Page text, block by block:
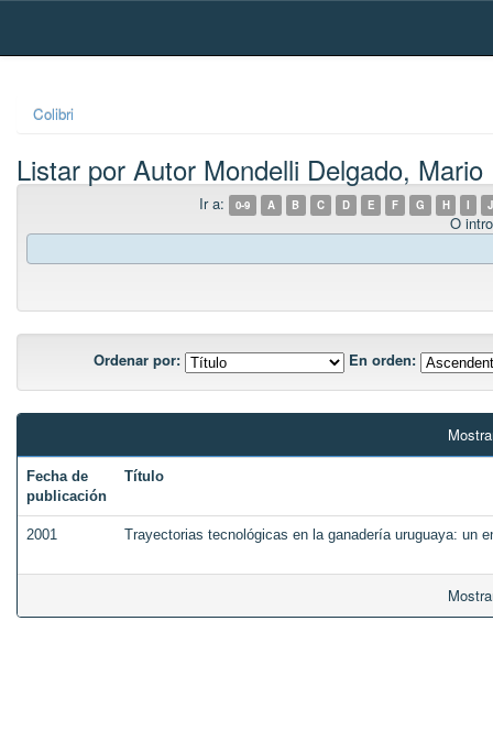
Skip
Colibri
Listar por Autor Mondelli Delgado, Mario
Ir a: 0-9 A B C D E F G H I J
O
Ordenar por: En orden:
Fecha de
publicación
Título
2001 Trayectorias tecnológicas en la ganadería uruguaya: un